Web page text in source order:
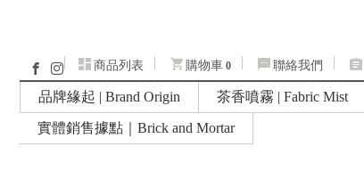
商品列表 購物車 0 聯絡我們
品牌緣起 | Brand Origin 茶香噴霧 | Fabric Mist
實體銷售據點｜Brick and Mortar